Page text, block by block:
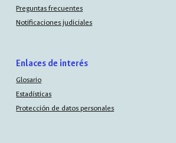
Preguntas frecuentes
Notificaciones judiciales
Enlaces de interés
Glosario
Estadísticas
Protección de datos personales